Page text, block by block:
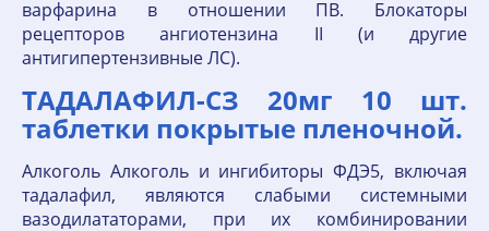
варфарина в отношении ПВ. Блокаторы
рецепторов ангиотензина II (и другие
антигипертензивные ЛС).
ТАДАЛАФИЛ-СЗ 20мг 10 шт.
таблетки покрытые пленочной.
Алкоголь Алкоголь и ингибиторы ФДЭ5, включая
тадалафил, являются слабыми системными
вазодилататорами, при их комбинировании